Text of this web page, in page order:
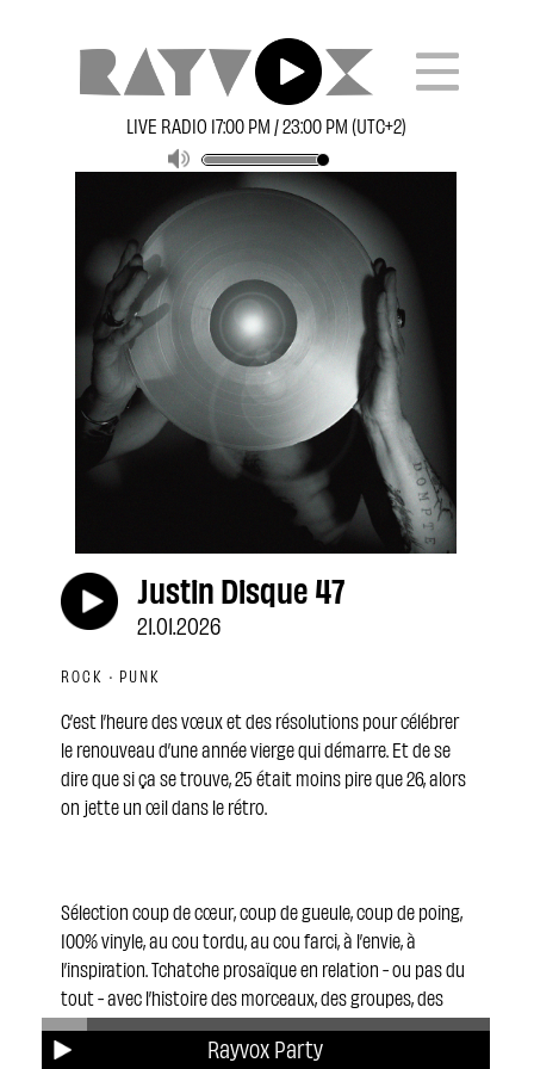
LIVE RADIO 17:00 PM / 23:00 PM (UTC+2)
Rayvox Party
Justin Disque 47
21.01.2026
ROCK · PUNK
C’est l’heure des vœux et des résolutions pour célébrer
le renouveau d’une année vierge qui démarre. Et de se
dire que si ça se trouve, 25 était moins pire que 26, alors
on jette un œil dans le rétro.
Sélection coup de cœur, coup de gueule, coup de poing,
100% vinyle, au cou tordu, au cou farci, à l’envie, à
l’inspiration. Tchatche prosaïque en relation - ou pas du
tout - avec l’histoire des morceaux, des groupes, des
labels… Une émission proposée par Justin Peuhdamour.